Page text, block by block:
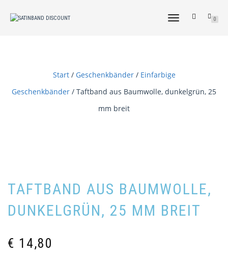
NAVIGATION
0
Start/ Geschenkbänder/ Einfarbige
Geschenkbänder / Taftband aus Baumwolle, dunkelgrün, 25
mm breit
TAFTBAND AUS BAUMWOLLE,
DUNKELGRÜN, 25 MM BREIT
€ 14,80